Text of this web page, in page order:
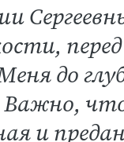
до
что
и